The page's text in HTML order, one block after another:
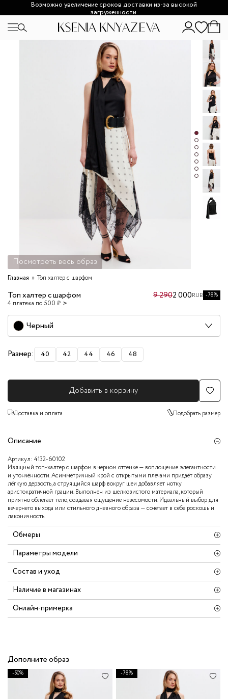
Возможно увеличение сроков доставки из-за высокой
загруженности.
Посмотреть весь образ
Главная Топ халтер с шарфом
Топ халтер с шарфом
4 платежа по 500 ₽
9 2902 000RUB -78%
Черный
Размер: 40 42 44 46 48
Добавить в корзину
Доставка и оплата Подобрать размер
Описание
Артикул: 4132-60102
Изящный топ-халтер с шарфом в черном оттенке — воплощение элегантности
и утончённости. Асимметричный крой с открытыми плечами придаёт образу
лёгкую дерзость, а струящийся шарф вокруг шеи добавляет нотку
аристократичной грации. Выполнен из шелковистого материала, который
приятно облегает тело, создавая ощущение невесомости. Идеальный выбор для
вечернего выхода или стильного дневного образа — сочетает в себе роскошь и
лаконичность.
Обмеры
Параметры модели
Состав и уход
Наличие в магазинах
Онлайн-примерка
Дополните образ
-50% -78%